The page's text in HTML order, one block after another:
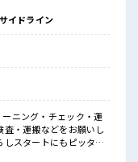
あります。
出中。
すぐ！
イドライン
ニング・チェック・運
・運搬などをお願いし